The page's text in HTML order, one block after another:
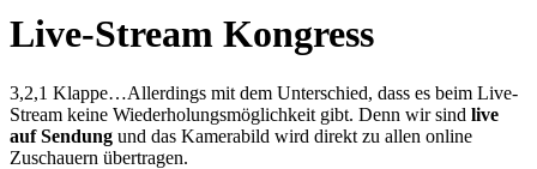
Live-Stream Kongress
3,2,1 Klappe…Allerdings mit dem Unterschied, dass es beim Live-
Stream keine Wiederholungsmöglichkeit gibt. Denn wir sind live
auf Sendung und das Kamerabild wird direkt zu allen online
Zuschauern übertragen.